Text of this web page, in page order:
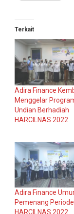
Terkait
Adira Finance
Menggelar
Undian Berhadiah
HARCILNAS 2022
Adira Finance
Pemenang Periode I
HARCILNAS 2022